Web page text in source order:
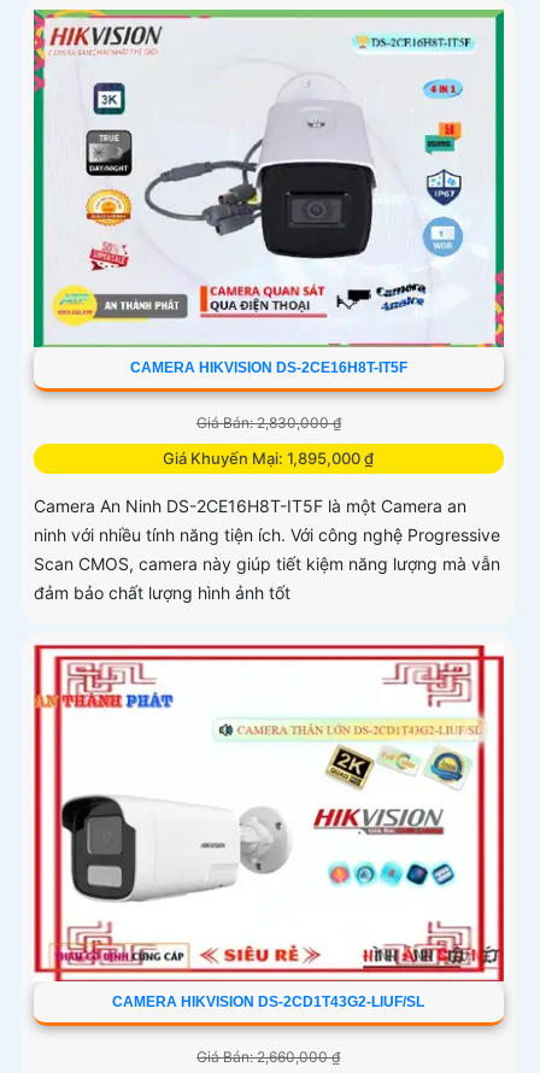
CAMERA HIKVISION DS-2CE16H8T-IT5F
Giá Bán: 2,830,000 ₫
Giá Khuyến Mại: 1,895,000 ₫
Camera An Ninh DS-2CE16H8T-IT5F là một Camera an
ninh với nhiều tính năng tiện ích. Với công nghệ Progressive
Scan CMOS, camera này giúp tiết kiệm năng lượng mà vẫn
đảm bảo chất lượng hình ảnh tốt
CAMERA HIKVISION DS-2CD1T43G2-LIUF/SL
Giá Bán: 2,660,000 ₫